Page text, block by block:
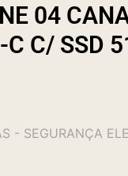
04
C/ SSD
- SEGURANÇA